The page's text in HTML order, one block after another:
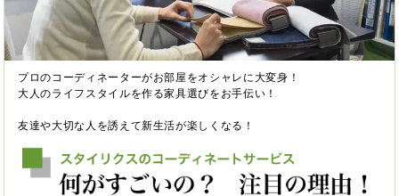
プロのコーディネーターがお部屋をオシャレに大変身！
大人のライフスタイルを作る家具選びをお手伝い！
友達や大切な人を誘えて新生活が楽しくなる！